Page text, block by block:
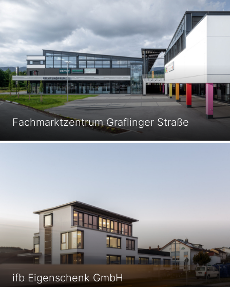
Fachmarkt­zentrum Graflinger Straße
ifb Eigenschenk GmbH